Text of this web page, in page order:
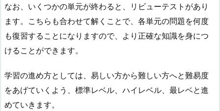
なお、いくつかの単元が終わると、リビューテストがあり
ます。こちらも合わせて解くことで、各単元の問題を何度
も復習することになりますので、より正確な知識を身につ
けることができます。
学習の進め方としては、易しい方から難しい方へと難易度
をあげていくよう、標準レベル、ハイレベル、最レベと進
めていきます。